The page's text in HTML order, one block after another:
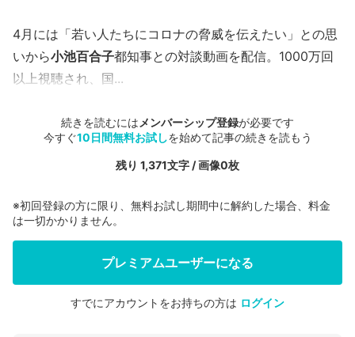
4月には「若い人たちにコロナの脅威を伝えたい」との思
いから小池百合子都知事との対談動画を配信。1000万回
以上視聴され、国...
続きを読むには メンバーシップ登録が必要です
今すぐ10日間無料お試しを始めて記事の続きを読もう
残り 1,371文字 / 画像0枚
会員登録する
※初回登録の方に限り、無料お試し期間中に解約した場合、料金
は一切かかりません。
プレミアムユーザーになる
すでにアカウントをお持ちの方は ログイン